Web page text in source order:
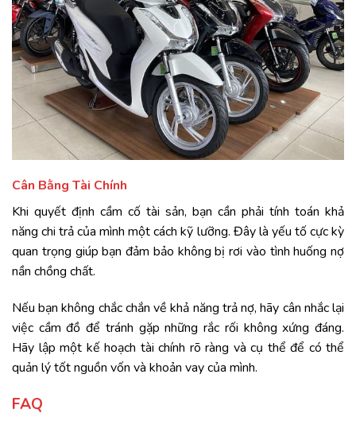
Cân Bằng Tài Chính
Khi quyết định cầm cố tài sản, bạn cần phải tính toán khả
năng chi trả của mình một cách kỹ lưỡng. Đây là yếu tố cực kỳ
quan trọng giúp bạn đảm bảo không bị rơi vào tình huống nợ
nần chồng chất.
Nếu bạn không chắc chắn về khả năng trả nợ, hãy cân nhắc lại
việc cầm đồ để tránh gặp những rắc rối không xứng đáng.
Hãy lập một kế hoạch tài chính rõ ràng và cụ thể để có thể
quản lý tốt nguồn vốn và khoản vay của mình.
FAQ